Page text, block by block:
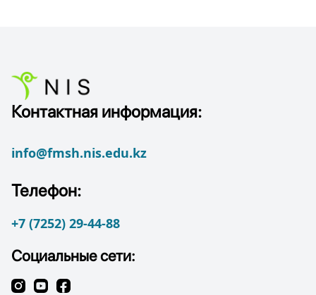
Контактная информация:
info@fmsh.nis.edu.kz
Телефон:
+7 (7252) 29-44-88
Социальные сети: